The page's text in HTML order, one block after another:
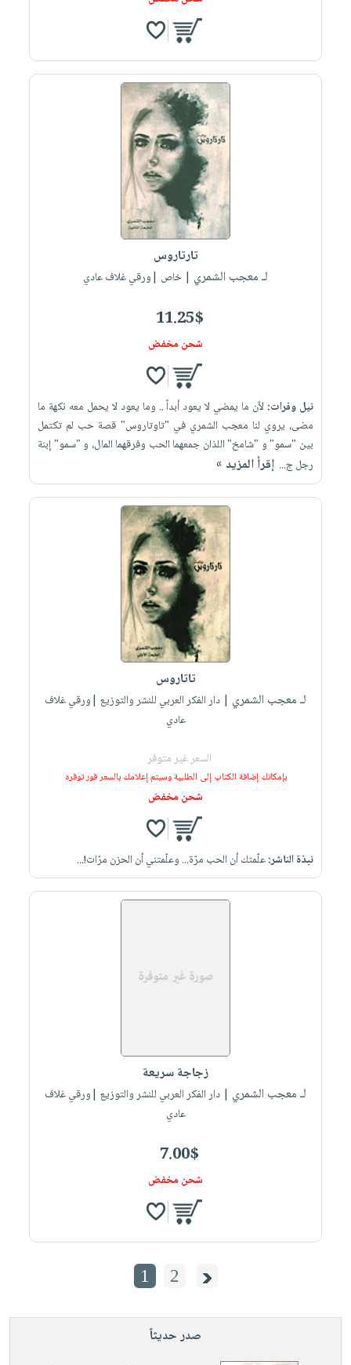
تارتاروس
لـ معجب الشمري | خاص |ورقي غلاف عادي
11.25$
شحن مخفض
نيل وفرات: لأن ما يمضي لا يعود أبداً .. وما يعود لا يحمل معه نكهة ما
مضى، يروي لنا معجب الشمري في "تاوتاروس" قصة حب لم تكتمل
بين "سمو" و "شامخ" اللذان جمعهما الحب وفرقهما المال، و "سمو" إبنة
رجل ج... إقرأ المزيد »
تاتاروس
لـ معجب الشمري | دار الفكر العربي للنشر والتوزيع |ورقي غلاف
عادي
السعر غير متوفر
بإمكانك إضافة الكتاب إلى الطلبية وسيتم إعلامك بالسعر فور توفره
شحن مخفض
نبذة الناشر:علّمتك أن الحب مرّة... وعلّمتني أن الحزن مرّات!...
زجاجة سريعة
لـ معجب الشمري | دار الفكر العربي للنشر والتوزيع |ورقي غلاف
عادي
7.00$
شحن مخفض
1 2
صدر حديثاً